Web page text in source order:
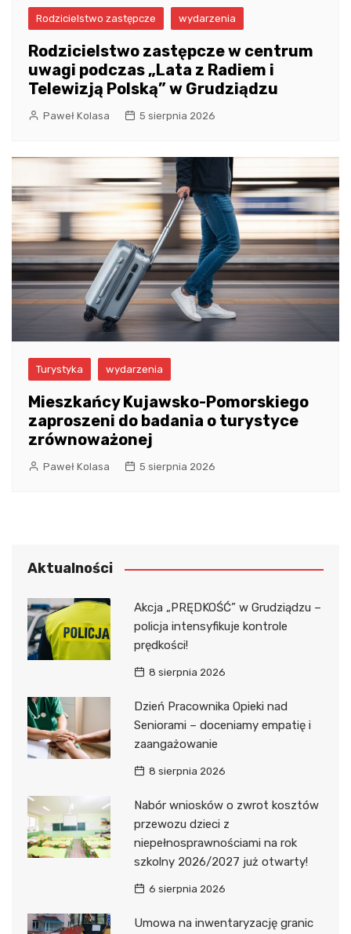
Rodzicielstwo zastępcze wydarzenia
Rodzicielstwo zastępcze w centrum
uwagi podczas „Lata z Radiem i
Telewizją Polską” w Grudziądzu
Paweł Kolasa 5 sierpnia 2026
Turystyka wydarzenia
Mieszkańcy Kujawsko-Pomorskiego
zaproszeni do badania o turystyce
zrównoważonej
Paweł Kolasa 5 sierpnia 2026
Aktualności
Akcja „PRĘDKOŚĆ” w Grudziądzu –
policja intensyfikuje kontrole
prędkości!
8 sierpnia 2026
Dzień Pracownika Opieki nad
Seniorami – doceniamy empatię i
zaangażowanie
8 sierpnia 2026
Nabór wniosków o zwrot kosztów
przewozu dzieci z
niepełnosprawnościami na rok
szkolny 2026/2027 już otwarty!
6 sierpnia 2026
Umowa na inwentaryzację granic